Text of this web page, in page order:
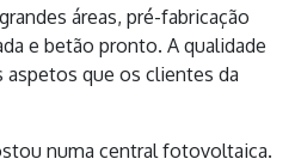
áreas, pré-fabricação
e betão pronto. A qualidade
que os clientes da
numa central fotovoltaica.